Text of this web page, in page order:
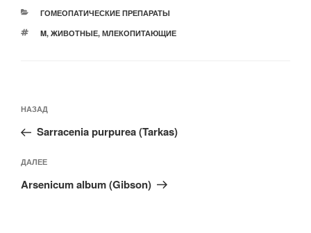
РУБРИКИ
ГОМЕОПАТИЧЕСКИЕ ПРЕПАРАТЫ
МЕТКИ
M, ЖИВОТНЫЕ, МЛЕКОПИТАЮЩИЕ
по
записям
Предыдущая
запись:
НАЗАД
Sarracenia purpurea (Tarkas)
Следующая
запись
ДАЛЕЕ
Arsenicum album (Gibson)